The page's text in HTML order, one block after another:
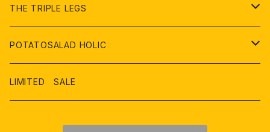
２階 アパレル、雑貨
３階 家具、ライフスタイル
４ 階 アウトドア、レジャー
THE TRIPLE LEGS
オリジナル製品
USED、リメイク品
POTATOSALAD HOLIC
アパレル
LIMITED SALE